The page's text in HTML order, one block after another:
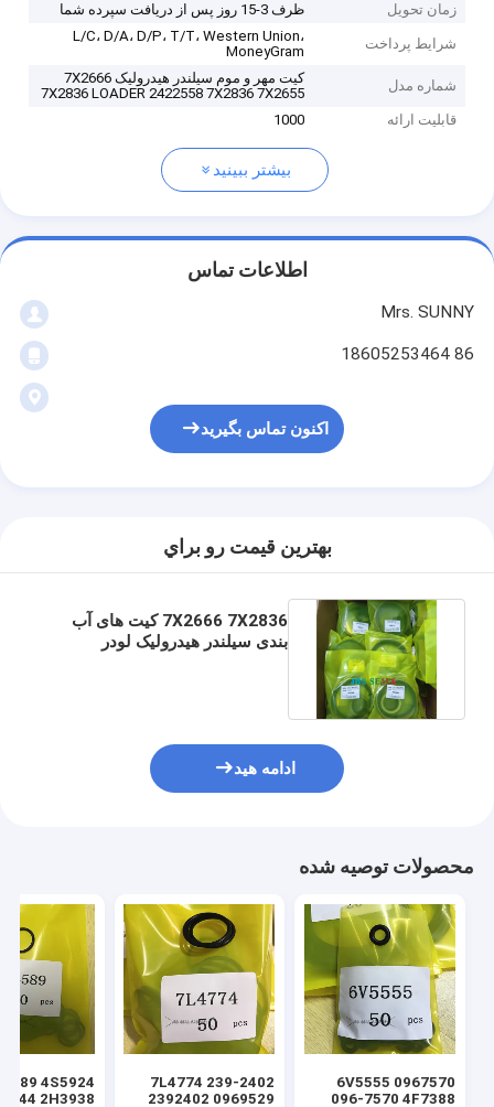
زمان تحویل
ظرف 3-15 روز پس از دریافت سپرده شما
شرایط پرداخت
L/C، D/A، D/P، T/T، Western Union،
MoneyGram
شماره مدل
کیت مهر و موم سیلندر هیدرولیک 7X2666
7X2836 LOADER 2422558 7X2836 7X2655
قابلیت ارائه
1000
بیشتر ببینید
اطلاعات تماس
Mrs. SUNNY
86 18605253464
اکنون تماس بگیرید
بهترين قيمت رو براي
7X2666 7X2836 کیت های آب
بندی سیلندر هیدرولیک لودر
ادامه هید
محصولات توصیه شده
6V5555 0967570
096-7570 4F7388
7L4774 239-2402
2392402 0969529